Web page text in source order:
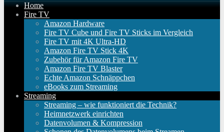
Home
Fire TV
Amazon Hardware
Fire TV Cube und Fire TV Sticks im Vergleich
Fire TV mit 4K Ultra-HD
Amazon Fire TV Stick 4K
Zubehör für Amazon Fire TV
Amazon Fire TV Blaster
Echte Amazon Schnäppchen
eBooks zum Streaming
Streaming
Streaming – wie funktioniert die Technik?
Heimnetzwerk einrichten
Datenvolumen & Kompression